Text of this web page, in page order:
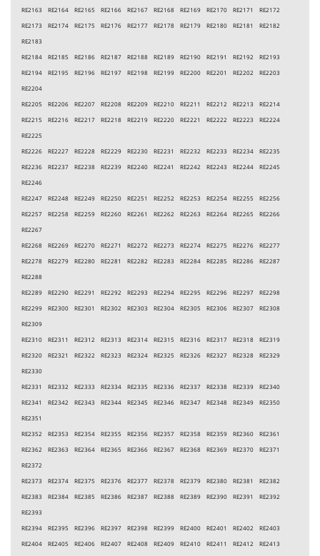
RE2163 RE2164 RE2165 RE2166 RE2167 RE2168 RE2169 RE2170 RE2171 RE2172
RE2173 RE2174 RE2175 RE2176 RE2177 RE2178 RE2179 RE2180 RE2181 RE2182
RE2183
RE2184 RE2185 RE2186 RE2187 RE2188 RE2189 RE2190 RE2191 RE2192 RE2193
RE2194 RE2195 RE2196 RE2197 RE2198 RE2199 RE2200 RE2201 RE2202 RE2203
RE2204
RE2205 RE2206 RE2207 RE2208 RE2209 RE2210 RE2211 RE2212 RE2213 RE2214
RE2215 RE2216 RE2217 RE2218 RE2219 RE2220 RE2221 RE2222 RE2223 RE2224
RE2225
RE2226 RE2227 RE2228 RE2229 RE2230 RE2231 RE2232 RE2233 RE2234 RE2235
RE2236 RE2237 RE2238 RE2239 RE2240 RE2241 RE2242 RE2243 RE2244 RE2245
RE2246
RE2247 RE2248 RE2249 RE2250 RE2251 RE2252 RE2253 RE2254 RE2255 RE2256
RE2257 RE2258 RE2259 RE2260 RE2261 RE2262 RE2263 RE2264 RE2265 RE2266
RE2267
RE2268 RE2269 RE2270 RE2271 RE2272 RE2273 RE2274 RE2275 RE2276 RE2277
RE2278 RE2279 RE2280 RE2281 RE2282 RE2283 RE2284 RE2285 RE2286 RE2287
RE2288
RE2289 RE2290 RE2291 RE2292 RE2293 RE2294 RE2295 RE2296 RE2297 RE2298
RE2299 RE2300 RE2301 RE2302 RE2303 RE2304 RE2305 RE2306 RE2307 RE2308
RE2309
RE2310 RE2311 RE2312 RE2313 RE2314 RE2315 RE2316 RE2317 RE2318 RE2319
RE2320 RE2321 RE2322 RE2323 RE2324 RE2325 RE2326 RE2327 RE2328 RE2329
RE2330
RE2331 RE2332 RE2333 RE2334 RE2335 RE2336 RE2337 RE2338 RE2339 RE2340
RE2341 RE2342 RE2343 RE2344 RE2345 RE2346 RE2347 RE2348 RE2349 RE2350
RE2351
RE2352 RE2353 RE2354 RE2355 RE2356 RE2357 RE2358 RE2359 RE2360 RE2361
RE2362 RE2363 RE2364 RE2365 RE2366 RE2367 RE2368 RE2369 RE2370 RE2371
RE2372
RE2373 RE2374 RE2375 RE2376 RE2377 RE2378 RE2379 RE2380 RE2381 RE2382
RE2383 RE2384 RE2385 RE2386 RE2387 RE2388 RE2389 RE2390 RE2391 RE2392
RE2393
RE2394 RE2395 RE2396 RE2397 RE2398 RE2399 RE2400 RE2401 RE2402 RE2403
RE2404 RE2405 RE2406 RE2407 RE2408 RE2409 RE2410 RE2411 RE2412 RE2413